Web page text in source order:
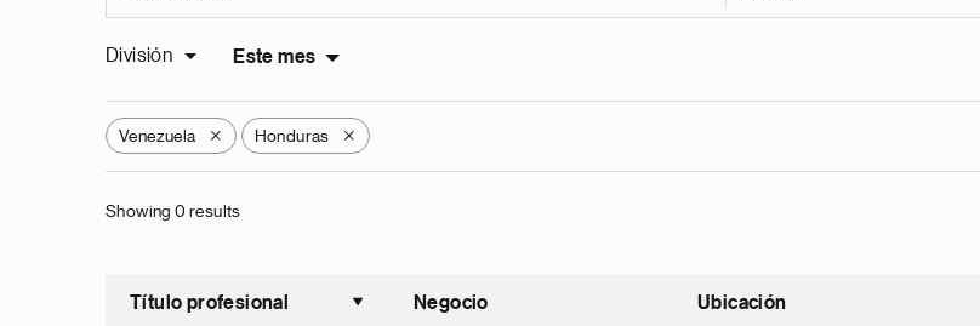
División Este mes
Venezuela X Honduras X
Showing 0 results
Título profesional
Ordenar ascendente
Negocio Ubicación